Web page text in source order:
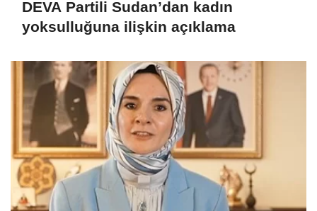
DEVA Partili Sudan’dan kadın
yoksulluğuna ilişkin açıklama